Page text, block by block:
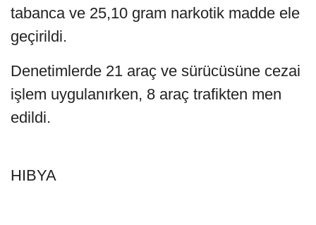
tabanca ve 25,10 gram narkotik madde ele
geçirildi.
Denetimlerde 21 araç ve sürücüsüne cezai
işlem uygulanırken, 8 araç trafikten men
edildi.
HIBYA